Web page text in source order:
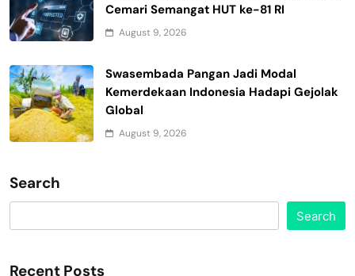
Cemari Semangat HUT ke-81 RI
August 9, 2026
Swasembada Pangan Jadi Modal
Kemerdekaan Indonesia Hadapi Gejolak
Global
August 9, 2026
Search
Search
Recent Posts